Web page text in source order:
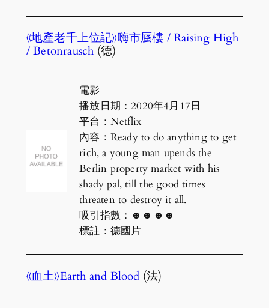
《地產老千上位記》嗨市蜃樓 / Raising High
/ Betonrausch (德)
電影
播放日期：2020年4月17日
平台：Netflix
內容：Ready to do anything to get
rich, a young man upends the
Berlin property market with his
shady pal, till the good times
threaten to destroy it all.
吸引指數：☻☻☻☻
標註：德國片
《血土》Earth and Blood (法)